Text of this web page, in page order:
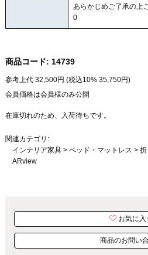
あらかじめご了承の上
0
商品コード: 14739
参考上代 32,500円 (税込10% 35,750円)
会員価格は会員様のみ公開
在庫切れのため、入荷待ちです。
関連カテゴリ:
インテリア家具> ベッド・マットレス > 折
ARview
お気に入
商品のお問い